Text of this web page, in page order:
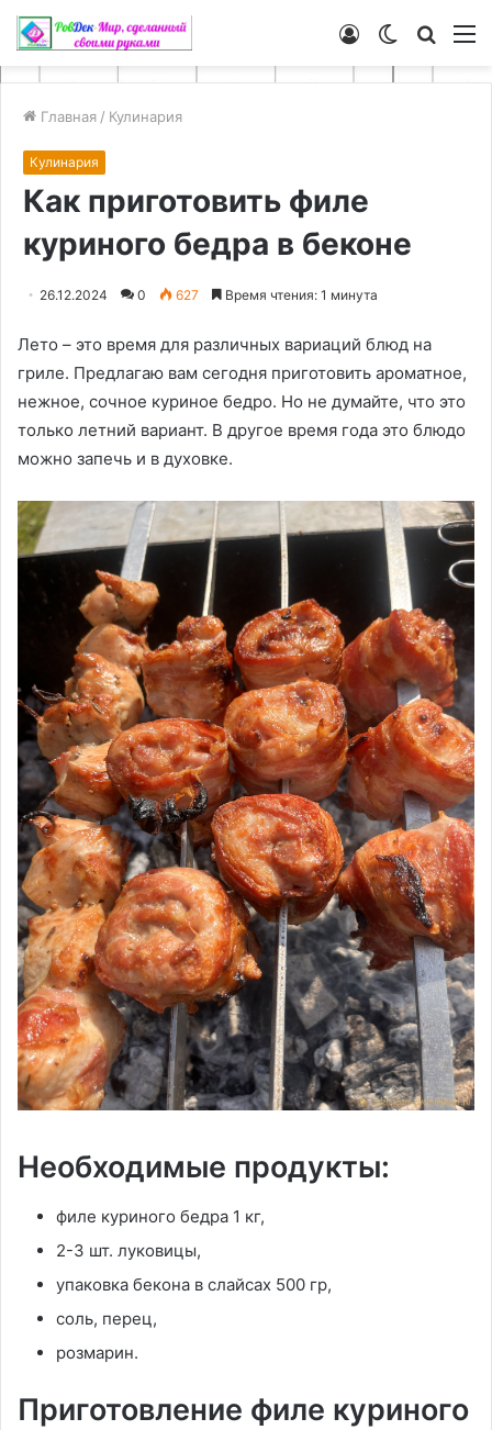
Switch
Войти
Главная / Кулинария
Кулинария
Как приготовить филе
куриного бедра в беконе
26.12.2024 0 627 Время чтения: 1 минута
Лето – это время для различных вариаций блюд на
гриле. Предлагаю вам сегодня приготовить ароматное,
нежное, сочное куриное бедро. Но не думайте, что это
только летний вариант. В другое время года это блюдо
можно запечь и в духовке.
Необходимые продукты:
филе куриного бедра 1 кг,
2-3 шт. луковицы,
упаковка бекона в слайсах 500 гр,
соль, перец,
розмарин.
Приготовление филе куриного